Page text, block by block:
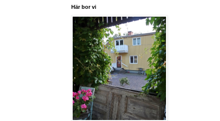
Här bor vi